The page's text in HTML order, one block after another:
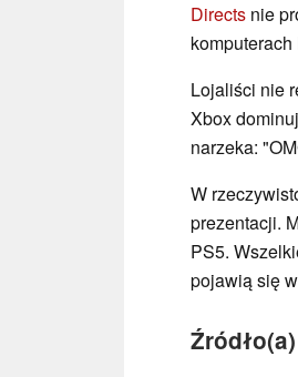
Directs nie
Lojaliści nie
Xbox
narzeka:
W
prezentacji.
PS5.
pojawią się
Źródło(a)